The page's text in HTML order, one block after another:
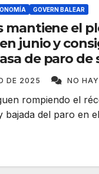
GOVERN BALEAR
mantiene el
junio y
de paro de
DE 2025 NO
rompiendo el
bajada del paro en